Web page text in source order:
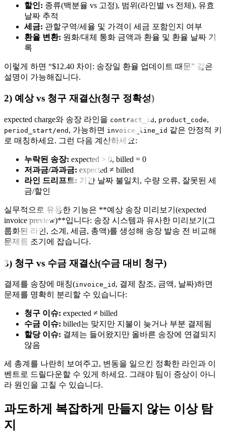
할인: 종류(백분율 vs 고정), 범위(라인별 vs 전체), 유효
날짜 추적
세금: 관할구역/세율 및 가격이 세금 포함인지 여부
환율 변환: 원화/대체 통화 금액과 환율 및 환율 날짜 기
록
이렇게 하면 “$12.40 차이: 송장일 환율 업데이트 때문” 같은
설명이 가능해집니다.
2) 예상 vs 청구 재결산(청구 정확성)
expected charge와 송장 라인을 contract_id, product_code,
period_start/end , 가능하면 invoice_line_id 같은 안정적 키
로 매칭하세요. 그런 다음 계산하세요:
누락된 송장: expected > 0, billed = 0
저과금/과과금: expected ≠ billed
라인 드리프트: 기간 날짜 불일치, 수량 오류, 잘못된 세
금/할인
실무적으로 유용한 기능은 **예상 송장 미리보기(expected
invoice preview)**입니다: 송장 시스템과 유사한 미리보기(그
룹화된 라인, 소계, 세금, 총액)를 생성해 송장 발송 전 비교해
문제를 조기에 잡습니다.
3) 청구 vs 수금 재결산(수금 대비 청구)
결제를 송장에 매칭(invoice_id , 결제 참조, 금액, 날짜)하면
문제를 명확히 분리할 수 있습니다:
청구 이슈: expected ≠ billed
수금 이슈: billed는 맞지만 지불이 늦거나 부분 결제됨
할당 이슈: 결제는 들어왔지만 올바른 송장에 연결되지
않음
세 총계를 나란히 보여주고, 변동을 일으킨 정확한 라인과 이
벤트로 드릴다운할 수 있게 하세요. 그래야 팀이 증상이 아니
라 원인을 고칠 수 있습니다.
과도하게 복잡하게 만들지 않는 이상 탐
지